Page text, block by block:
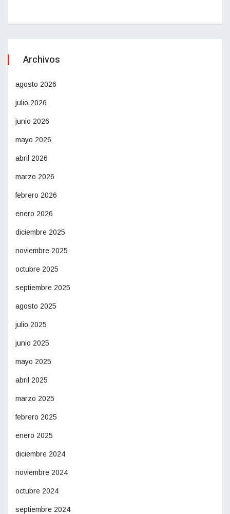
Archivos
agosto 2026
julio 2026
junio 2026
mayo 2026
abril 2026
marzo 2026
febrero 2026
enero 2026
diciembre 2025
noviembre 2025
octubre 2025
septiembre 2025
agosto 2025
julio 2025
junio 2025
mayo 2025
abril 2025
marzo 2025
febrero 2025
enero 2025
diciembre 2024
noviembre 2024
octubre 2024
septiembre 2024